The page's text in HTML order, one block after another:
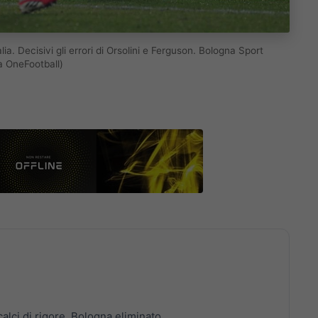
Decisivi gli errori di Orsolini e Ferguson. Bologna Sport
OneFootball)